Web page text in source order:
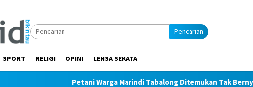
Pencarian
SPORT RELIGI OPINI LENSA SEKATA
Petani Warga Marindi Tabalong Ditemukan Tak Bernyawa di Area